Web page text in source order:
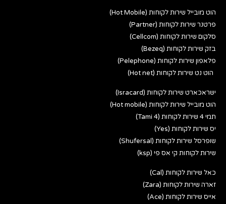
הוט מובייל שירות לקוחות (Hot Mobile)
פרטנר שירות לקוחות (Partner)
סלקום שירות לקוחות (Cellcom)
בזק שירות לקוחות (Bezeq)
פלאפון שירות לקוחות (Pelephone)
הוט נט שירות לקוחות (Hot net)
ישראכארט שירות לקוחות (Isracard)
הוט מובייל שירות לקוחות (Hot mobile)
תמי 4 שירות לקוחות (Tami 4)
יס שירות לקוחות (Yes)
שופרסל שירות לקוחות (Shufersal)
שירות לקוחות קי אס פי (ksp)
כאל שירות לקוחות (Cal)
זארה שירות לקוחות (Zara)
אייס שירות לקוחות (Ace)